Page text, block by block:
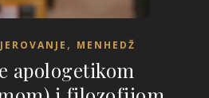
, MENHEDŽ
apologetikom